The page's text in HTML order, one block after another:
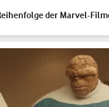
der Marvel-